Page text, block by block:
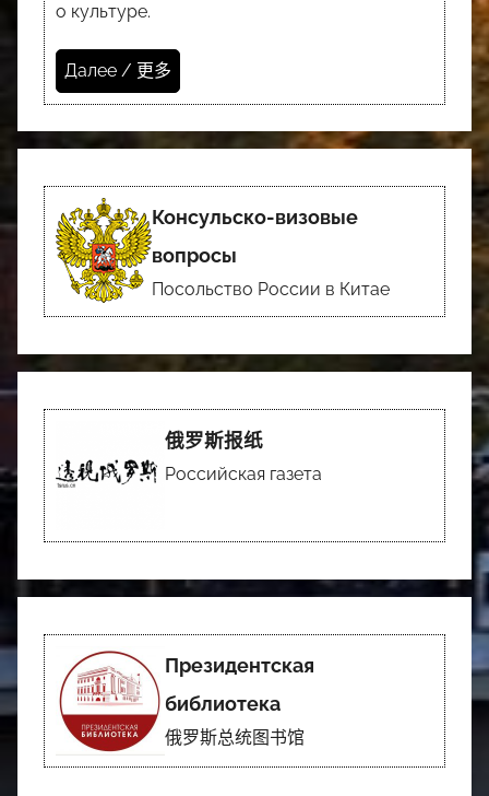
о культуре.
Далее / 更多
Консульско-визовые
вопросы
Посольство России в Китае
俄罗斯报纸
Российская газета
Президентская
библиотека
俄罗斯总统图书馆